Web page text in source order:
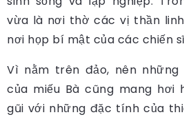
vừa là nơi thờ các vị thần
nơi họp bí mật của các chiến
Vì nằm trên đảo, nên
của miếu Bà cũng mang hơi
gũi với những đặc tính của